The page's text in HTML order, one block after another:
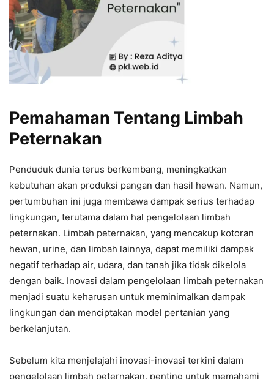
Pemahaman Tentang Limbah
Peternakan
Penduduk dunia terus berkembang, meningkatkan
kebutuhan akan produksi pangan dan hasil hewan. Namun,
pertumbuhan ini juga membawa dampak serius terhadap
lingkungan, terutama dalam hal pengelolaan limbah
peternakan. Limbah peternakan, yang mencakup kotoran
hewan, urine, dan limbah lainnya, dapat memiliki dampak
negatif terhadap air, udara, dan tanah jika tidak dikelola
dengan baik. Inovasi dalam pengelolaan limbah peternakan
menjadi suatu keharusan untuk meminimalkan dampak
lingkungan dan menciptakan model pertanian yang
berkelanjutan.
Sebelum kita menjelajahi inovasi-inovasi terkini dalam
pengelolaan limbah peternakan, penting untuk memahami